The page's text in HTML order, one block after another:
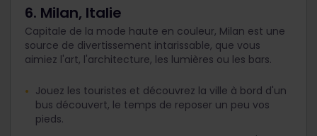
6. Milan, Italie
Capitale de la mode haute en couleur, Milan est une
source de divertissement intarissable, que vous
aimiez l'art, l'architecture, les lumières ou les bars.
Jouez les touristes et découvrez la ville à bord d'un
bus découvert, le temps de reposer un peu vos
pieds.